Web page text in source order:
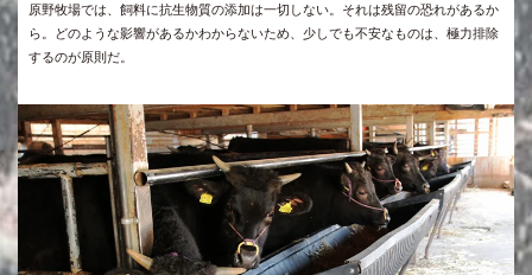
原野牧場では、飼料に抗生物質の添加は一切しない。それは残留の恐れがあるか
ら。どのような影響があるかわからないため、少しでも不安なものは、極力排除
するのが原則だ。